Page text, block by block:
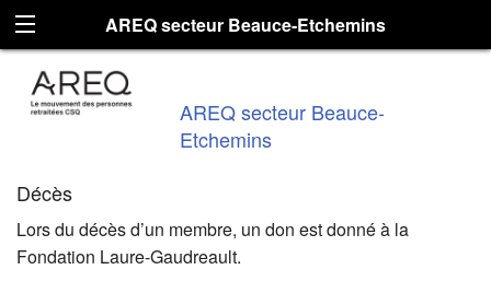
AREQ secteur Beauce-Etchemins
AREQ secteur Beauce-
Etchemins
Décès
Lors du décès d’un membre, un don est donné à la
Fondation Laure-Gaudreault.